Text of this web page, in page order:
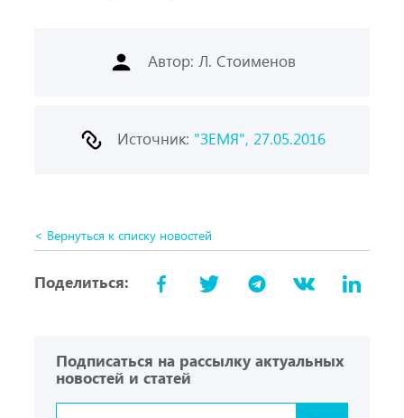
Автор: Л. Стоименов
Источник: "ЗЕМЯ", 27.05.2016
< Вернуться к списку новостей
Поделиться:
Подписаться на рассылку актуальных
новостей и статей